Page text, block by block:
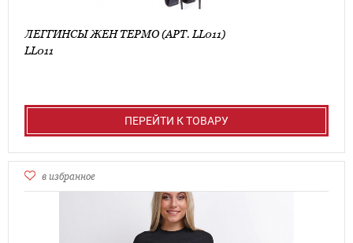
ЛЕГГИНСЫ ЖЕН ТЕРМО (АРТ. LL011)
LL011
ПЕРЕЙТИ К ТОВАРУ
в избранное